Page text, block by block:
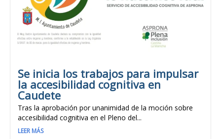
Se inicia los trabajos para impulsar
la accesibilidad cognitiva en
Caudete
Tras la aprobación por unanimidad de la moción sobre
accesibilidad cognitiva en el Pleno del...
LEER MÁS